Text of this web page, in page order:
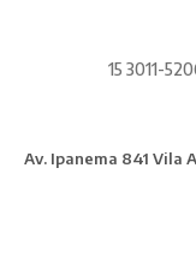
15 3011-
Av. Ipanema 841 Vila